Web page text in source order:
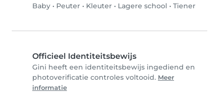
Baby • Peuter • Kleuter • Lagere school • Tiener
Officieel Identiteitsbewijs
Gini heeft een identiteitsbewijs ingediend en
photoverificatie controles voltooid. Meer
informatie